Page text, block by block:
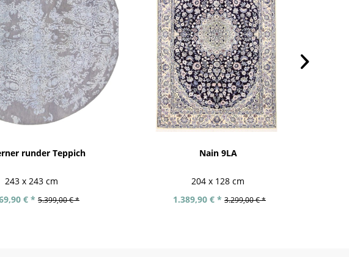
runder Teppich
243 x 243 cm
€ * 5.399,00 € *
Nain 9LA
204 x 128 cm
1.389,90 € * 3.299,00 € *